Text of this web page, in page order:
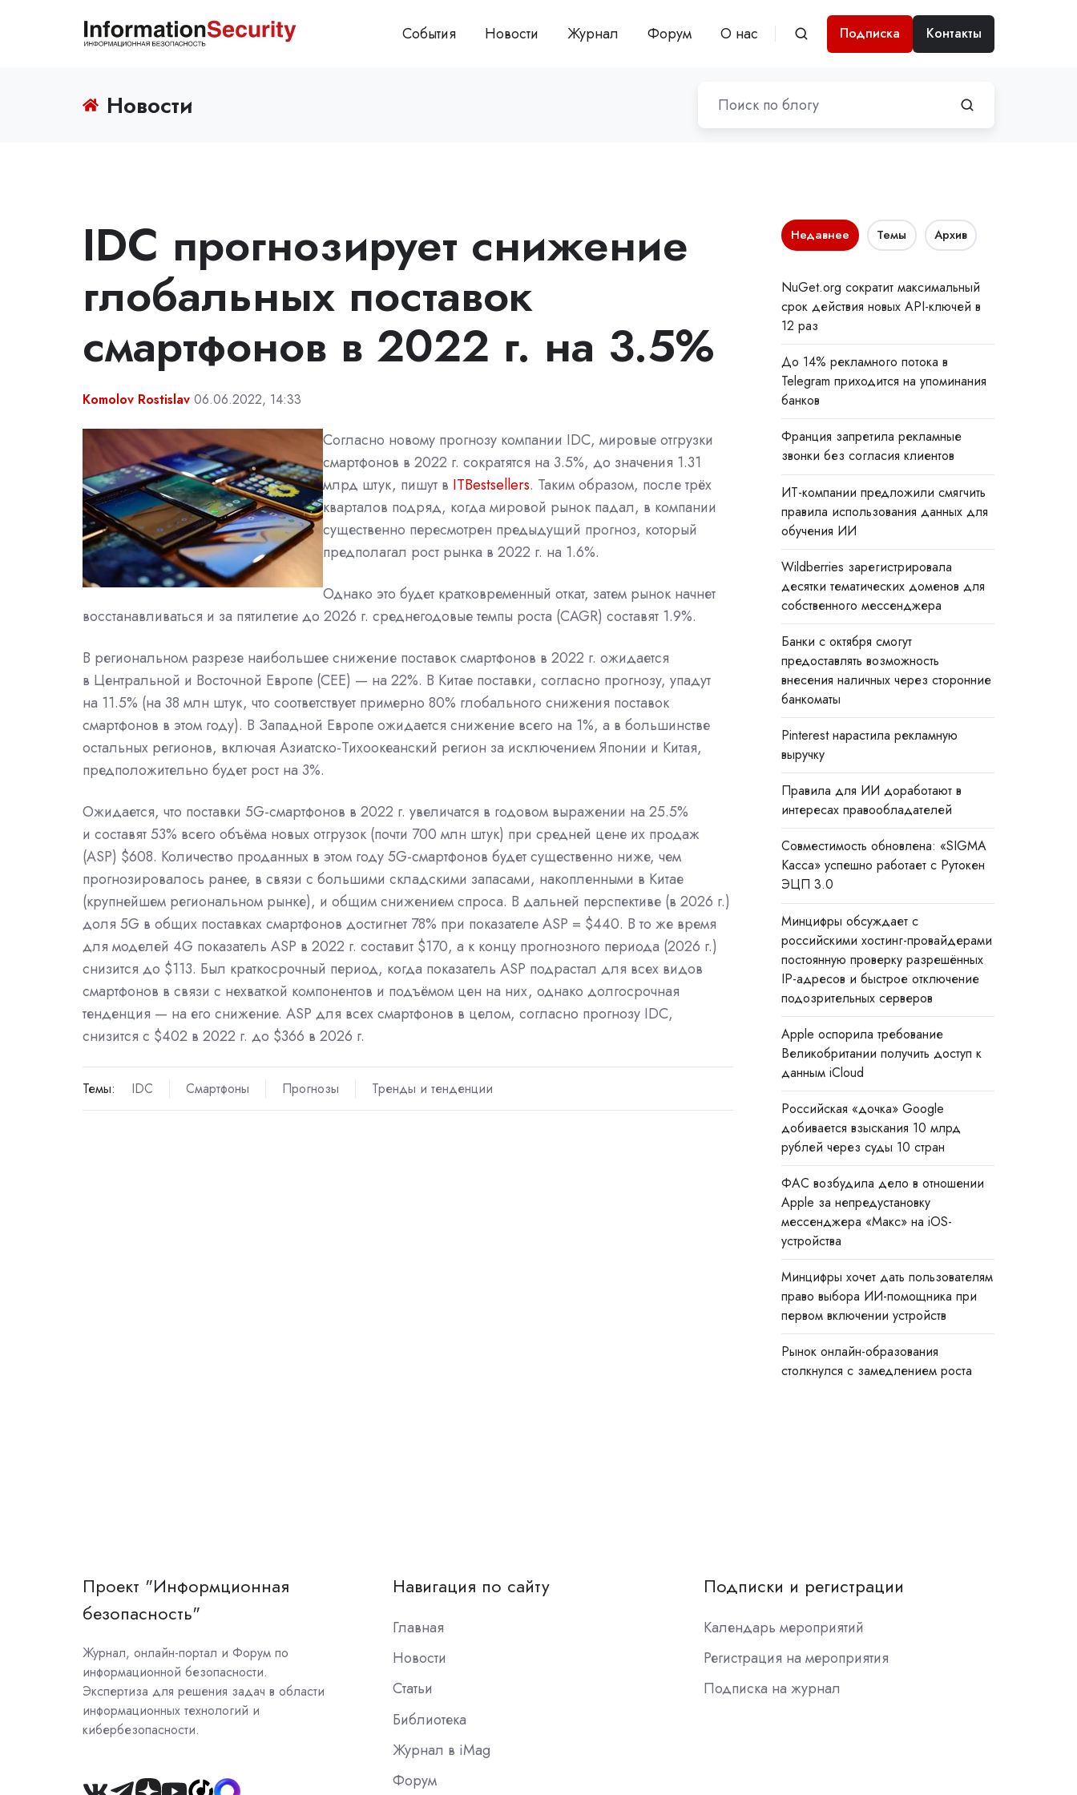
События Новости Журнал Форум О нас Подписка Контакты
Новости
IDC прогнозирует снижение
глобальных поставок
смартфонов в 2022 г. на 3.5%
Komolov Rostislav 06.06.2022, 14:33
Согласно новому прогнозу компании IDC, мировые отгрузки
смартфонов в 2022 г. сократятся на 3.5%, до значения 1.31
млрд штук, пишут в ITBestsellers. Таким образом, после трёх
кварталов подряд, когда мировой рынок падал, в компании
существенно пересмотрен предыдущий прогноз, который
предполагал рост рынка в 2022 г. на 1.6%.
Однако это будет кратковременный откат, затем рынок начнет
восстанавливаться и за пятилетие до 2026 г. среднегодовые темпы роста (CAGR) составят 1.9%.
В региональном разрезе наибольшее снижение поставок смартфонов в 2022 г. ожидается
в Центральной и Восточной Европе (CEE) — на 22%. В Китае поставки, согласно прогнозу, упадут
на 11.5% (на 38 млн штук, что соответствует примерно 80% глобального снижения поставок
смартфонов в этом году). В Западной Европе ожидается снижение всего на 1%, а в большинстве
остальных регионов, включая Азиатско-Тихоокеанский регион за исключением Японии и Китая,
предположительно будет рост на 3%.
Ожидается, что поставки 5G-смартфонов в 2022 г. увеличатся в годовом выражении на 25.5%
и составят 53% всего объёма новых отгрузок (почти 700 млн штук) при средней цене их продаж
(ASP) $608. Количество проданных в этом году 5G-смартфонов будет существенно ниже, чем
прогнозировалось ранее, в связи с большими складскими запасами, накопленными в Китае
(крупнейшем региональном рынке), и общим снижением спроса. В дальней перспективе (в 2026 г.)
доля 5G в общих поставках смартфонов достигнет 78% при показателе ASP = $440. В то же время
для моделей 4G показатель ASP в 2022 г. составит $170, а к концу прогнозного периода (2026 г.)
снизится до $113. Был краткосрочный период, когда показатель ASP подрастал для всех видов
смартфонов в связи с нехваткой компонентов и подъёмом цен на них, однако долгосрочная
тенденция — на его снижение. ASP для всех смартфонов в целом, согласно прогнозу IDC,
снизится с $402 в 2022 г. до $366 в 2026 г.
Темы: IDC Смартфоны Прогнозы Тренды и тенденции
Недавнее Темы Архив
NuGet.org сократит максимальный
срок действия новых API-ключей в
12 раз
До 14% рекламного потока в
Telegram приходится на упоминания
банков
Франция запретила рекламные
звонки без согласия клиентов
ИТ-компании предложили смягчить
правила использования данных для
обучения ИИ
Wildberries зарегистрировала
десятки тематических доменов для
собственного мессенджера
Банки с октября смогут
предоставлять возможность
внесения наличных через сторонние
банкоматы
Pinterest нарастила рекламную
выручку
Правила для ИИ доработают в
интересах правообладателей
Совместимость обновлена: «SIGMA
Касса» успешно работает с Рутокен
ЭЦП 3.0
Минцифры обсуждает с
российскими хостинг-провайдерами
постоянную проверку разрешённых
IP-адресов и быстрое отключение
подозрительных серверов
Apple оспорила требование
Великобритании получить доступ к
данным iCloud
Российская «дочка» Google
добивается взыскания 10 млрд
рублей через суды 10 стран
ФАС возбудила дело в отношении
Apple за непредустановку
мессенджера «Макс» на iOS-
устройства
Минцифры хочет дать пользователям
право выбора ИИ-помощника при
первом включении устройств
Рынок онлайн-образования
столкнулся с замедлением роста
Проект "Информционная
безопасность"
Журнал, онлайн-портал и Форум по
информационной безопасности.
Экспертиза для решения задач в области
информационных технологий и
кибербезопасности.
Навигация по сайту
Главная
Новости
Статьи
Библиотека
Журнал в iMag
Форум
Подписки и регистрации
Календарь мероприятий
Регистрация на мероприятия
Подписка на журнал